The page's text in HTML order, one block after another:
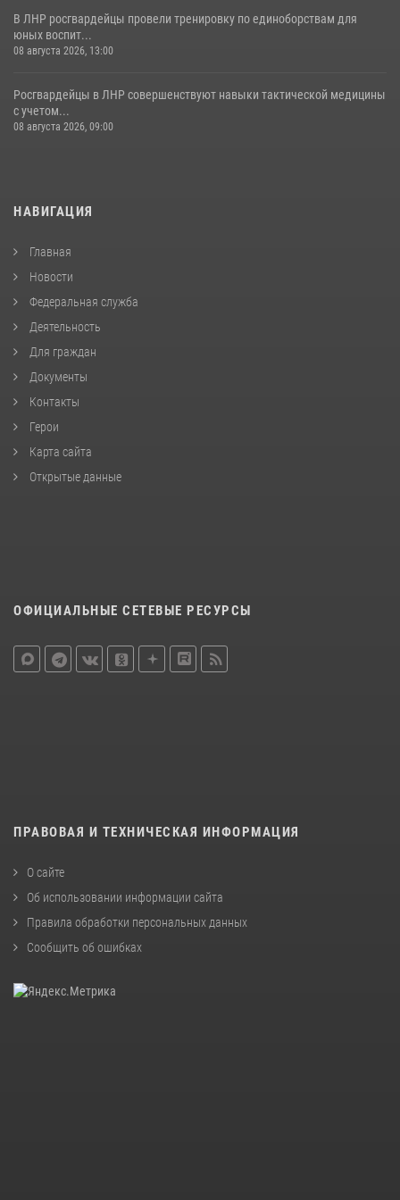
В ЛНР росгвардейцы провели тренировку по единоборствам для
юных воспит...
08 августа 2026, 13:00
Росгвардейцы в ЛНР совершенствуют навыки тактической медицины
с учетом...
08 августа 2026, 09:00
НАВИГАЦИЯ
Главная
Новости
Федеральная служба
Деятельность
Для граждан
Документы
Контакты
Герои
Карта сайта
Открытые данные
ОФИЦИАЛЬНЫЕ СЕТЕВЫЕ РЕСУРСЫ
ПРАВОВАЯ И ТЕХНИЧЕСКАЯ ИНФОРМАЦИЯ
О сайте
Об использовании информации сайта
Правила обработки персональных данных
Сообщить об ошибках